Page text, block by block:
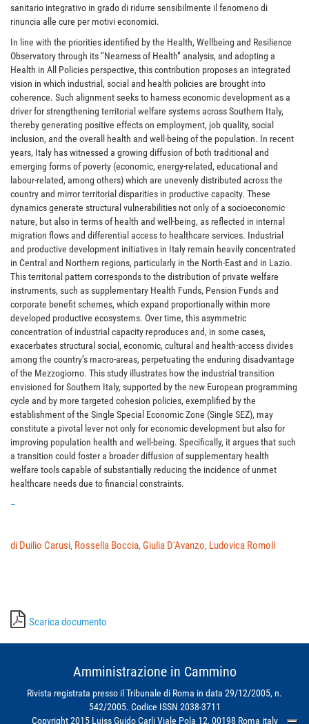
sanitario integrativo in grado di ridurre sensibilmente il fenomeno di
rinuncia alle cure per motivi economici.
In line with the priorities identified by the Health, Wellbeing and Resilience
Observatory through its “Nearness of Health” analysis, and adopting a
Health in All Policies perspective, this contribution proposes an integrated
vision in which industrial, social and health policies are brought into
coherence. Such alignment seeks to harness economic development as a
driver for strengthening territorial welfare systems across Southern Italy,
thereby generating positive effects on employment, job quality, social
inclusion, and the overall health and well-being of the population. In recent
years, Italy has witnessed a growing diffusion of both traditional and
emerging forms of poverty (economic, energy-related, educational and
labour-related, among others) which are unevenly distributed across the
country and mirror territorial disparities in productive capacity. These
dynamics generate structural vulnerabilities not only of a socioeconomic
nature, but also in terms of health and well-being, as reflected in internal
migration flows and differential access to healthcare services. Industrial
and productive development initiatives in Italy remain heavily concentrated
in Central and Northern regions, particularly in the North-East and in Lazio.
This territorial pattern corresponds to the distribution of private welfare
instruments, such as supplementary Health Funds, Pension Funds and
corporate benefit schemes, which expand proportionally within more
developed productive ecosystems. Over time, this asymmetric
concentration of industrial capacity reproduces and, in some cases,
exacerbates structural social, economic, cultural and health-access divides
among the country’s macro-areas, perpetuating the enduring disadvantage
of the Mezzogiorno. This study illustrates how the industrial transition
envisioned for Southern Italy, supported by the new European programming
cycle and by more targeted cohesion policies, exemplified by the
establishment of the Single Special Economic Zone (Single SEZ), may
constitute a pivotal lever not only for economic development but also for
improving population health and well-being. Specifically, it argues that such
a transition could foster a broader diffusion of supplementary health
welfare tools capable of substantially reducing the incidence of unmet
healthcare needs due to financial constraints.
–
di Duilio Carusi, Rossella Boccia, Giulia D'Avanzo, Ludovica Romoli
Scarica documento
Amministrazione in Cammino
Rivista registrata presso il Tribunale di Roma in data 29/12/2005, n.
542/2005. Codice ISSN 2038-3711
Copyright 2015 Luiss Guido Carli Viale Pola 12, 00198 Roma italy